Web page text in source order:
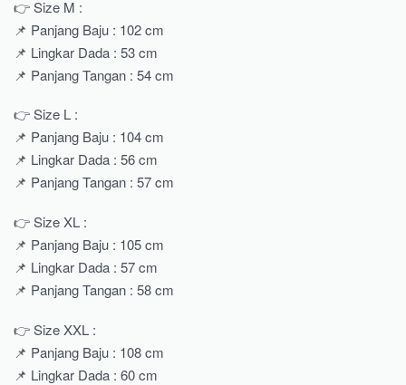
👉 Size M :
📌 Panjang Baju : 102 cm
📌 Lingkar Dada : 53 cm
📌 Panjang Tangan : 54 cm
👉 Size L :
📌 Panjang Baju : 104 cm
📌 Lingkar Dada : 56 cm
📌 Panjang Tangan : 57 cm
👉 Size XL :
📌 Panjang Baju : 105 cm
📌 Lingkar Dada : 57 cm
📌 Panjang Tangan : 58 cm
👉 Size XXL :
📌 Panjang Baju : 108 cm
📌 Lingkar Dada : 60 cm